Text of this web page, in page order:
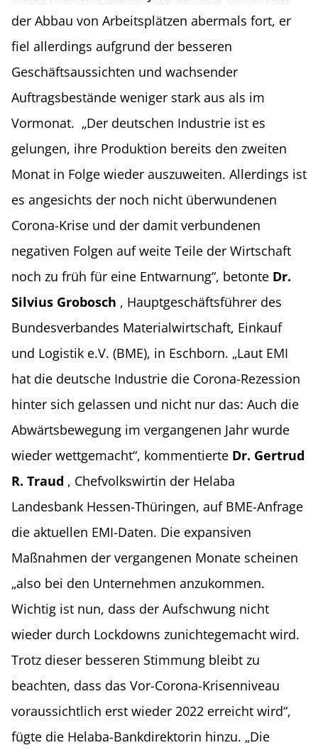
der Abbau von Arbeitsplätzen abermals fort, er
fiel allerdings aufgrund der besseren
Geschäftsaussichten und wachsender
Auftragsbestände weniger stark aus als im
Vormonat. „Der deutschen Industrie ist es
gelungen, ihre Produktion bereits den zweiten
Monat in Folge wieder auszuweiten. Allerdings ist
es angesichts der noch nicht überwundenen
Corona-Krise und der damit verbundenen
negativen Folgen auf weite Teile der Wirtschaft
noch zu früh für eine Entwarnung“, betonte Dr.
Silvius Grobosch , Hauptgeschäftsführer des
Bundesverbandes Materialwirtschaft, Einkauf
und Logistik e.V. (BME), in Eschborn. „Laut EMI
hat die deutsche Industrie die Corona-Rezession
hinter sich gelassen und nicht nur das: Auch die
Abwärtsbewegung im vergangenen Jahr wurde
wieder wettgemacht“, kommentierte Dr. Gertrud
R. Traud , Chefvolkswirtin der Helaba
Landesbank Hessen-Thüringen, auf BME-Anfrage
die aktuellen EMI-Daten. Die expansiven
Maßnahmen der vergangenen Monate scheinen
„also bei den Unternehmen anzukommen.
Wichtig ist nun, dass der Aufschwung nicht
wieder durch Lockdowns zunichtegemacht wird.
Trotz dieser besseren Stimmung bleibt zu
beachten, dass das Vor-Corona-Krisenniveau
voraussichtlich erst wieder 2022 erreicht wird“,
fügte die Helaba-Bankdirektorin hinzu. „Die